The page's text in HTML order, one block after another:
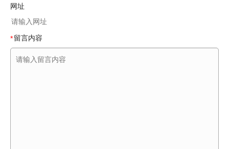
网址
*留言内容